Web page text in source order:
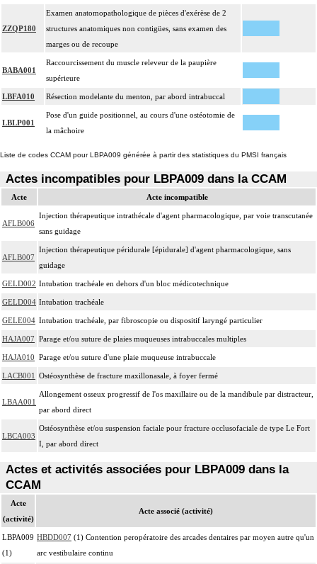
ZZQP180
Examen anatomopathologique de pièces d'exérèse de 2
structures anatomiques non contigües, sans examen des
marges ou de recoupe
BABA001
Raccourcissement du muscle releveur de la paupière
supérieure
LBFA010 Résection modelante du menton, par abord intrabuccal
LBLP001
Pose d'un guide positionnel, au cours d'une ostéotomie de
la mâchoire
Liste de codes CCAM pour LBPA009 générée à partir des statistiques du PMSI français
Actes incompatibles pour LBPA009 dans la CCAM
Acte Acte incompatible
AFLB006
Injection thérapeutique intrathécale d'agent pharmacologique, par voie transcutanée
sans guidage
AFLB007
Injection thérapeutique péridurale [épidurale] d'agent pharmacologique, sans
guidage
GELD002 Intubation trachéale en dehors d'un bloc médicotechnique
GELD004 Intubation trachéale
GELE004 Intubation trachéale, par fibroscopie ou dispositif laryngé particulier
HAJA007 Parage et/ou suture de plaies muqueuses intrabuccales multiples
HAJA010 Parage et/ou suture d'une plaie muqueuse intrabuccale
LACB001 Ostéosynthèse de fracture maxillonasale, à foyer fermé
LBAA001
Allongement osseux progressif de l'os maxillaire ou de la mandibule par distracteur,
par abord direct
LBCA003
Ostéosynthèse et/ou suspension faciale pour fracture occlusofaciale de type Le Fort
I, par abord direct
Actes et activités associées pour LBPA009 dans la
CCAM
Acte
(activité)
Acte associé (activité)
LBPA009
(1)
HBDD007 (1) Contention peropératoire des arcades dentaires par moyen autre qu'un
arc vestibulaire continu